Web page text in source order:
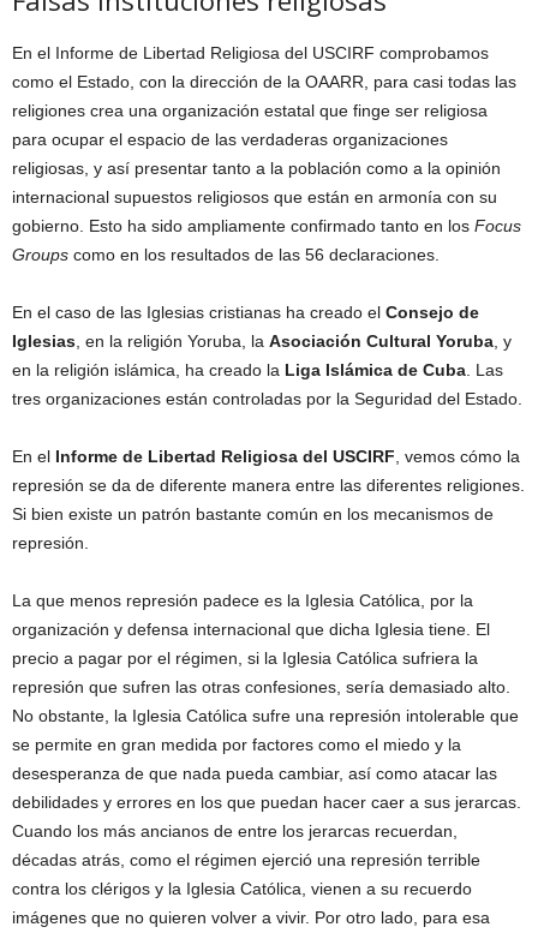
En el Informe de Libertad Religiosa del USCIRF comprobamos
como el Estado, con la dirección de la OAARR, para casi todas las
religiones crea una organización estatal que finge ser religiosa
para ocupar el espacio de las verdaderas organizaciones
religiosas, y así presentar tanto a la población como a la opinión
internacional supuestos religiosos que están en armonía con su
gobierno. Esto ha sido ampliamente confirmado tanto en los Focus
Groups como en los resultados de las 56 declaraciones.
En el caso de las Iglesias cristianas ha creado el Consejo de
Iglesias , en la religión Yoruba, la Asociación Cultural Yoruba , y
en la religión islámica, ha creado la Liga Islámica de Cuba . Las
tres organizaciones están controladas por la Seguridad del Estado.
En el Informe de Libertad Religiosa del USCIRF , vemos cómo la
represión se da de diferente manera entre las diferentes religiones.
Si bien existe un patrón bastante común en los mecanismos de
represión.
La que menos represión padece es la Iglesia Católica, por la
organización y defensa internacional que dicha Iglesia tiene. El
precio a pagar por el régimen, si la Iglesia Católica sufriera la
represión que sufren las otras confesiones, sería demasiado alto.
No obstante, la Iglesia Católica sufre una represión intolerable que
se permite en gran medida por factores como el miedo y la
desesperanza de que nada pueda cambiar, así como atacar las
debilidades y errores en los que puedan hacer caer a sus jerarcas.
Cuando los más ancianos de entre los jerarcas recuerdan,
décadas atrás, como el régimen ejerció una represión terrible
contra los clérigos y la Iglesia Católica, vienen a su recuerdo
imágenes que no quieren volver a vivir. Por otro lado, para esa